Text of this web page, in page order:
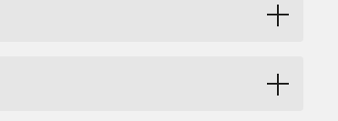
för